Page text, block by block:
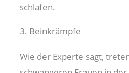
schlafen.
3. Beinkrämpfe
Wie der Experte sagt,